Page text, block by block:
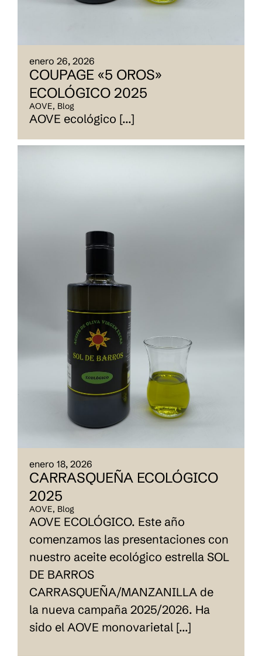
enero 26, 2026
COUPAGE «5 OROS»
ECOLÓGICO 2025
AOVE, Blog
AOVE ecológico [...]
enero 18, 2026
CARRASQUEÑA ECOLÓGICO
2025
AOVE, Blog
AOVE ECOLÓGICO. Este año
comenzamos las presentaciones con
nuestro aceite ecológico estrella SOL
DE BARROS
CARRASQUEÑA/MANZANILLA de
la nueva campaña 2025/2026. Ha
sido el AOVE monovarietal [...]